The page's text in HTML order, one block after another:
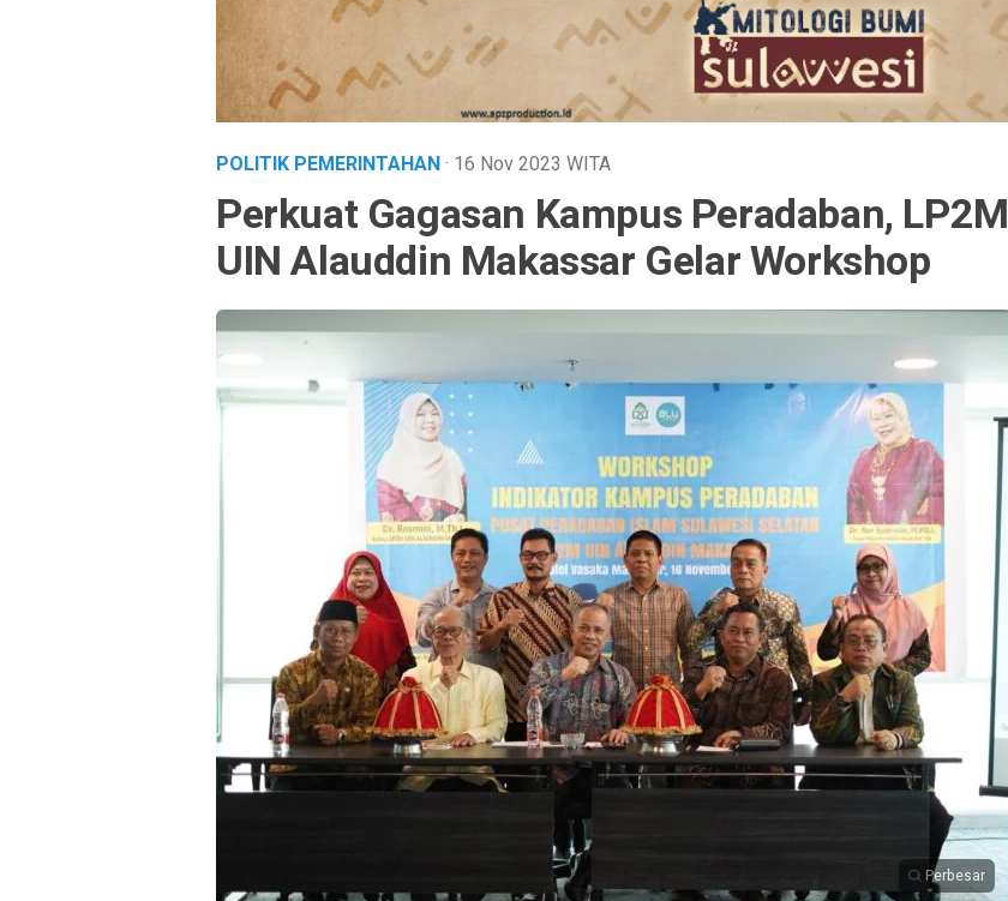
POLITIK PEMERINTAHAN· 16 Nov 2023 WITA
Perkuat Gagasan Kampus Peradaban, LP2M
UIN Alauddin Makassar Gelar Workshop
Perbesar